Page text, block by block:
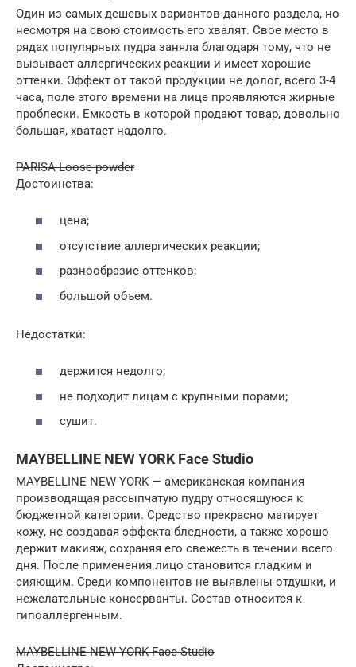
Один из самых дешевых вариантов данного раздела, но
несмотря на свою стоимость его хвалят. Свое место в
рядах популярных пудра заняла благодаря тому, что не
вызывает аллергических реакции и имеет хорошие
оттенки. Эффект от такой продукции не долог, всего 3-4
часа, поле этого времени на лице проявляются жирные
проблески. Емкость в которой продают товар, довольно
большая, хватает надолго.
PARISA Loose powder
Достоинства:
цена;
отсутствие аллергических реакции;
разнообразие оттенков;
большой объем.
Недостатки:
держится недолго;
не подходит лицам с крупными порами;
сушит.
MAYBELLINE NEW YORK Face Studio
MAYBELLINE NEW YORK — американская компания
производящая рассыпчатую пудру относящуюся к
бюджетной категории. Средство прекрасно матирует
кожу, не создавая эффекта бледности, а также хорошо
держит макияж, сохраняя его свежесть в течении всего
дня. После применения лицо становится гладким и
сияющим. Среди компонентов не выявлены отдушки, и
нежелательные консерванты. Состав относится к
гипоаллергенным.
MAYBELLINE NEW YORK Face Studio